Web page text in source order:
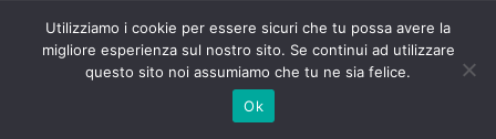
Utilizziamo i cookie per essere sicuri che tu possa avere la
migliore esperienza sul nostro sito. Se continui ad utilizzare
questo sito noi assumiamo che tu ne sia felice.
Ok